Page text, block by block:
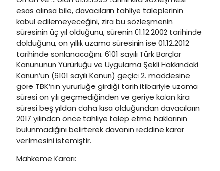
esas alınsa bile, davacıların tahliye taleplerinin
kabul edilemeyeceğini, zira bu sözleşmenin
süresinin üç yıl olduğunu, sürenin 01.12.2002 tarihinde
dolduğunu, on yıllık uzama süresinin ise 01.12.2012
tarihinde sonlanacağını, 6101 sayılı Türk Borçlar
Kanununun Yürürlüğü ve Uygulama Şekli Hakkındaki
Kanun’un (6101 sayılı Kanun) geçici 2. maddesine
göre TBK’nın yürürlüğe girdiği tarih itibariyle uzama
süresi on yılı geçmediğinden ve geriye kalan kira
süresi beş yıldan daha kısa olduğundan davacıların
2017 yılından önce tahliye talep etme haklarının
bulunmadığını belirterek davanın reddine karar
verilmesini istemiştir.
Mahkeme Kararı: